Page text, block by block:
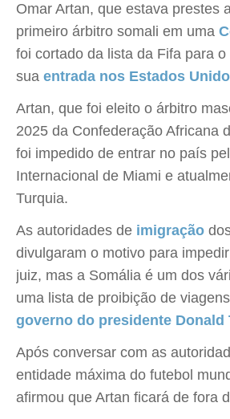
Omar Artan, que estava prestes
primeiro árbitro somali em uma
foi cortado da lista da Fifa para
sua entrada nos Estados
Artan, que foi eleito o árbitro
2025 da Confederação Africana
foi impedido de entrar no país
Internacional de Miami e
Turquia.
As autoridades de imigração
divulgaram o motivo para
juiz, mas a Somália é um dos
uma lista de proibição de
governo do presidente Donald
Após conversar com as
entidade máxima do futebol
afirmou que Artan ficará de fora